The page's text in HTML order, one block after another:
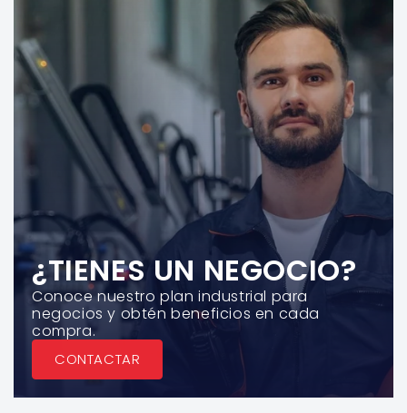
¿TIENES UN NEGOCIO?
Conoce nuestro plan industrial para
negocios y obtén beneficios en cada
compra.
CONTACTAR